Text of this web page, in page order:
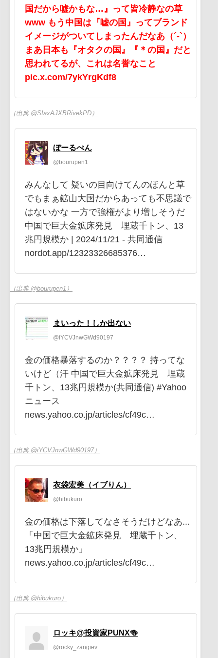
国だから嘘かもな…』って皆冷静なの草
www もう中国は『嘘の国』ってブランド
イメージがついてしまったんだなあ（´-`）
まあ日本も『オタクの国』『＊の国』だと
思われてるが、これは名誉なこと
pic.x.com/7ykYrgKdf8
（出典 @SIaxAJXBRivekPD）
ぼーるぺん
@bourupen1
みんなして 疑いの目向けてんのほんと草
でもまぁ鉱山大国だからあっても不思議で
はないかな 一方で強権がより増しそうだ
中国で巨大金鉱床発見 埋蔵千トン、13
兆円規模か | 2024/11/21 - 共同通信
nordot.app/12323326685376…
（出典 @bourupen1）
まいった！しか出ない
@iYCVJnwGWd90197
金の価格暴落するのか？？？？ 持ってな
いけど（汗 中国で巨大金鉱床発見 埋蔵
千トン、13兆円規模か(共同通信) #Yahoo
ニュース
news.yahoo.co.jp/articles/cf49c…
（出典 @iYCVJnwGWd90197）
衣袋宏美（イブりん）
@hibukuro
金の価格は下落してなさそうだけどなあ...
「中国で巨大金鉱床発見 埋蔵千トン、
13兆円規模か」
news.yahoo.co.jp/articles/cf49c…
（出典 @hibukuro）
ロッキ@投資家PUNX🍻
@rocky_zangiev